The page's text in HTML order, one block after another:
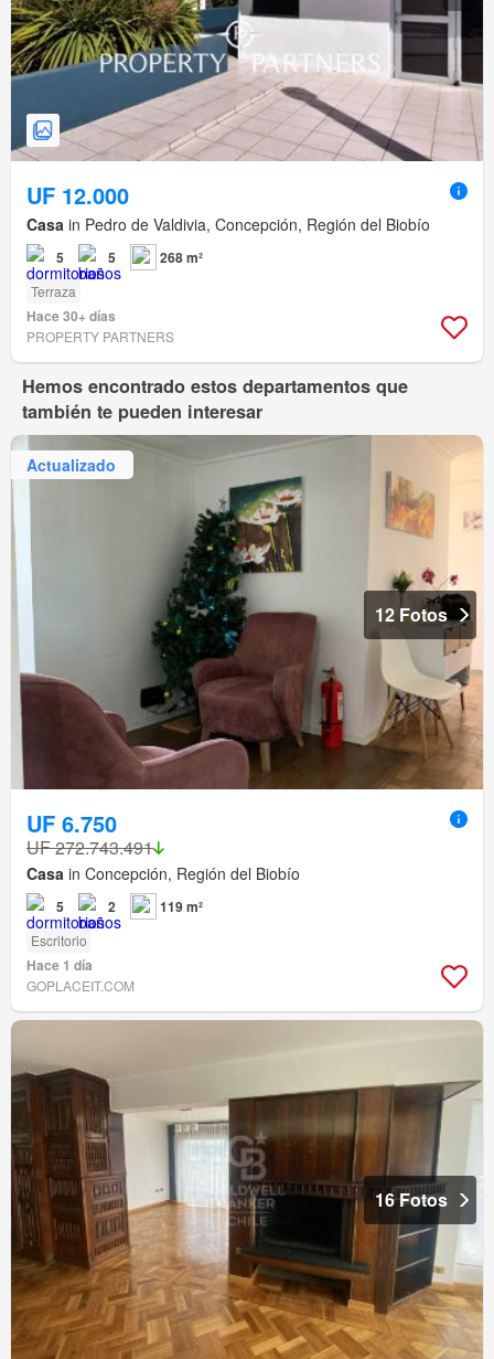
UF 12.000
Casa in Pedro de Valdivia, Concepción, Región del Biobío
5 5 268 m²
Terraza
Hace 30+ días
PROPERTY PARTNERS
Hemos encontrado estos departamentos que
también te pueden interesar
Actualizado
12 Fotos
UF 6.750
UF 272.743.491
Casa in Concepción, Región del Biobío
5 2 119 m²
Escritorio
Hace 1 día
GOPLACEIT.COM
16 Fotos